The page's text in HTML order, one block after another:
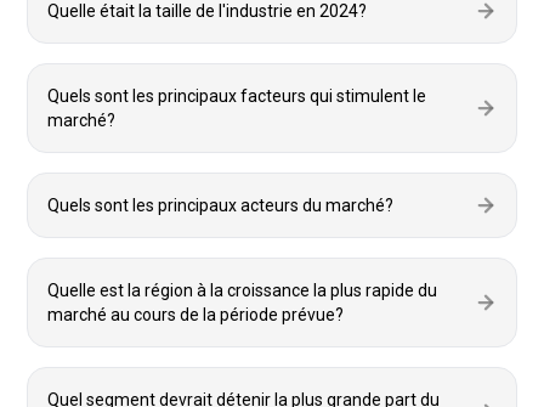
Quelle était la taille de l'industrie en 2024?
Quels sont les principaux facteurs qui stimulent le
marché?
Quels sont les principaux acteurs du marché?
Quelle est la région à la croissance la plus rapide du
marché au cours de la période prévue?
Quel segment devrait détenir la plus grande part du